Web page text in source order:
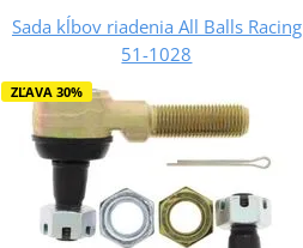
Sada kĺbov riadenia All Balls Racing
51-1028
ZĽAVA 30%